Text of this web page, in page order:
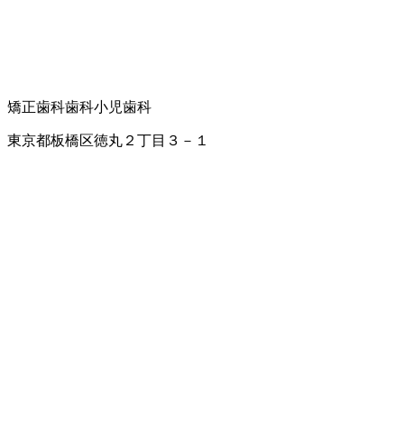
矯正歯科歯科小児歯科
東京都板橋区徳丸２丁目３－１